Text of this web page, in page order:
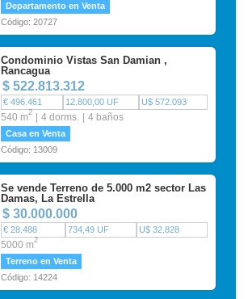
Departamento en Venta
Código: 20727
Condominio Vistas San Damian ,
Rancagua
$ 522.813.312
€ 496.461 12.800,00 UF U$ 572.093
540 m2 4 dorms. 4 baños
Casa en Venta
Código: 13009
Se vende Terreno de 5.000 m2 sector Las
Damas, La Estrella
$ 30.000.000
€ 28.488 734,49 UF U$ 32.828
5000 m2
Terreno en Venta
Código: 14224